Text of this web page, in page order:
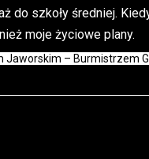
do szkoły średniej.
moje życiowe plany.
Jaworskim – Burmistrzem